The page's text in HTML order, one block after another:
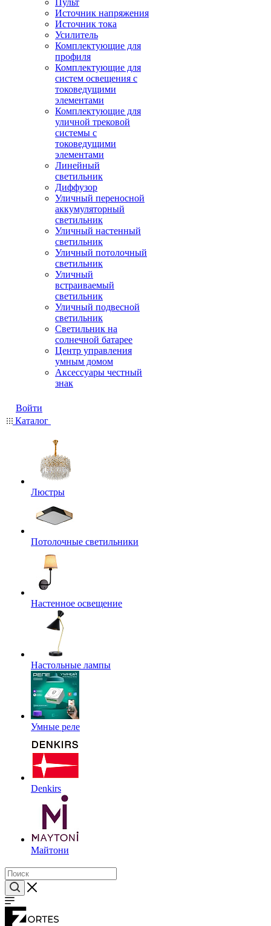
Пульт
Источник напряжения
Источник тока
Усилитель
Комплектующие для
профиля
Комплектующие для
систем освещения с
токоведущими
элементами
Комплектующие для
уличной трековой
системы с
токоведущими
элементами
Линейный
светильник
Диффузор
Уличный переносной
аккумуляторный
светильник
Уличный настенный
светильник
Уличный потолочный
светильник
Уличный
встраиваемый
светильник
Уличный подвесной
светильник
Светильник на
солнечной батарее
Центр управления
умным домом
Аксессуары честный
знак
Войти
Каталог
Люстры
Потолочные светильники
Настенное освещение
Настольные лампы
Умные реле
Denkirs
Майтони